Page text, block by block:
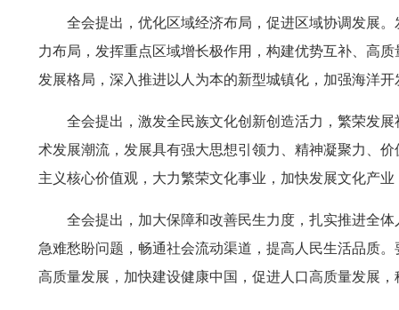
全会提出，优化区域经济布局，促进区域协调发展
力布局，发挥重点区域增长极作用，构建优势互补、高
发展格局，深入推进以人为本的新型城镇化，加强海洋开
全会提出，激发全民族文化创新创造活力，繁荣发
术发展潮流，发展具有强大思想引领力、精神凝聚力、
主义核心价值观，大力繁荣文化事业，加快发展文化产
全会提出，加大保障和改善民生力度，扎实推进全
急难愁盼问题，畅通社会流动渠道，提高人民生活品质
高质量发展，加快建设健康中国，促进人口高质量发展